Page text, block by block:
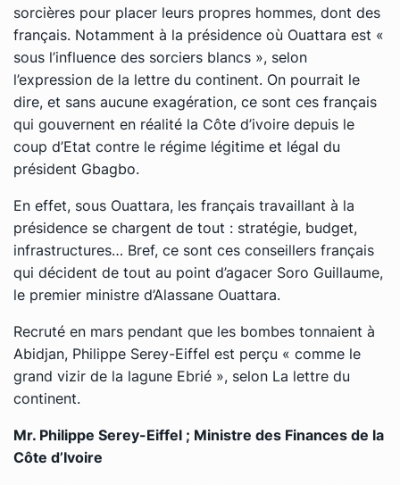
sorcières pour placer leurs propres hommes, dont des
français. Notamment à la présidence où Ouattara est «
sous l’influence des sorciers blancs », selon
l’expression de la lettre du continent. On pourrait le
dire, et sans aucune exagération, ce sont ces français
qui gouvernent en réalité la Côte d’ivoire depuis le
coup d’Etat contre le régime légitime et légal du
président Gbagbo.
En effet, sous Ouattara, les français travaillant à la
présidence se chargent de tout : stratégie, budget,
infrastructures… Bref, ce sont ces conseillers français
qui décident de tout au point d’agacer Soro Guillaume,
le premier ministre d’Alassane Ouattara.
Recruté en mars pendant que les bombes tonnaient à
Abidjan, Philippe Serey-Eiffel est perçu « comme le
grand vizir de la lagune Ebrié », selon La lettre du
continent.
Mr. Philippe Serey-Eiffel ; Ministre des Finances de la
Côte d’Ivoire